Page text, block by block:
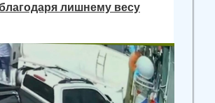
лишнему весу